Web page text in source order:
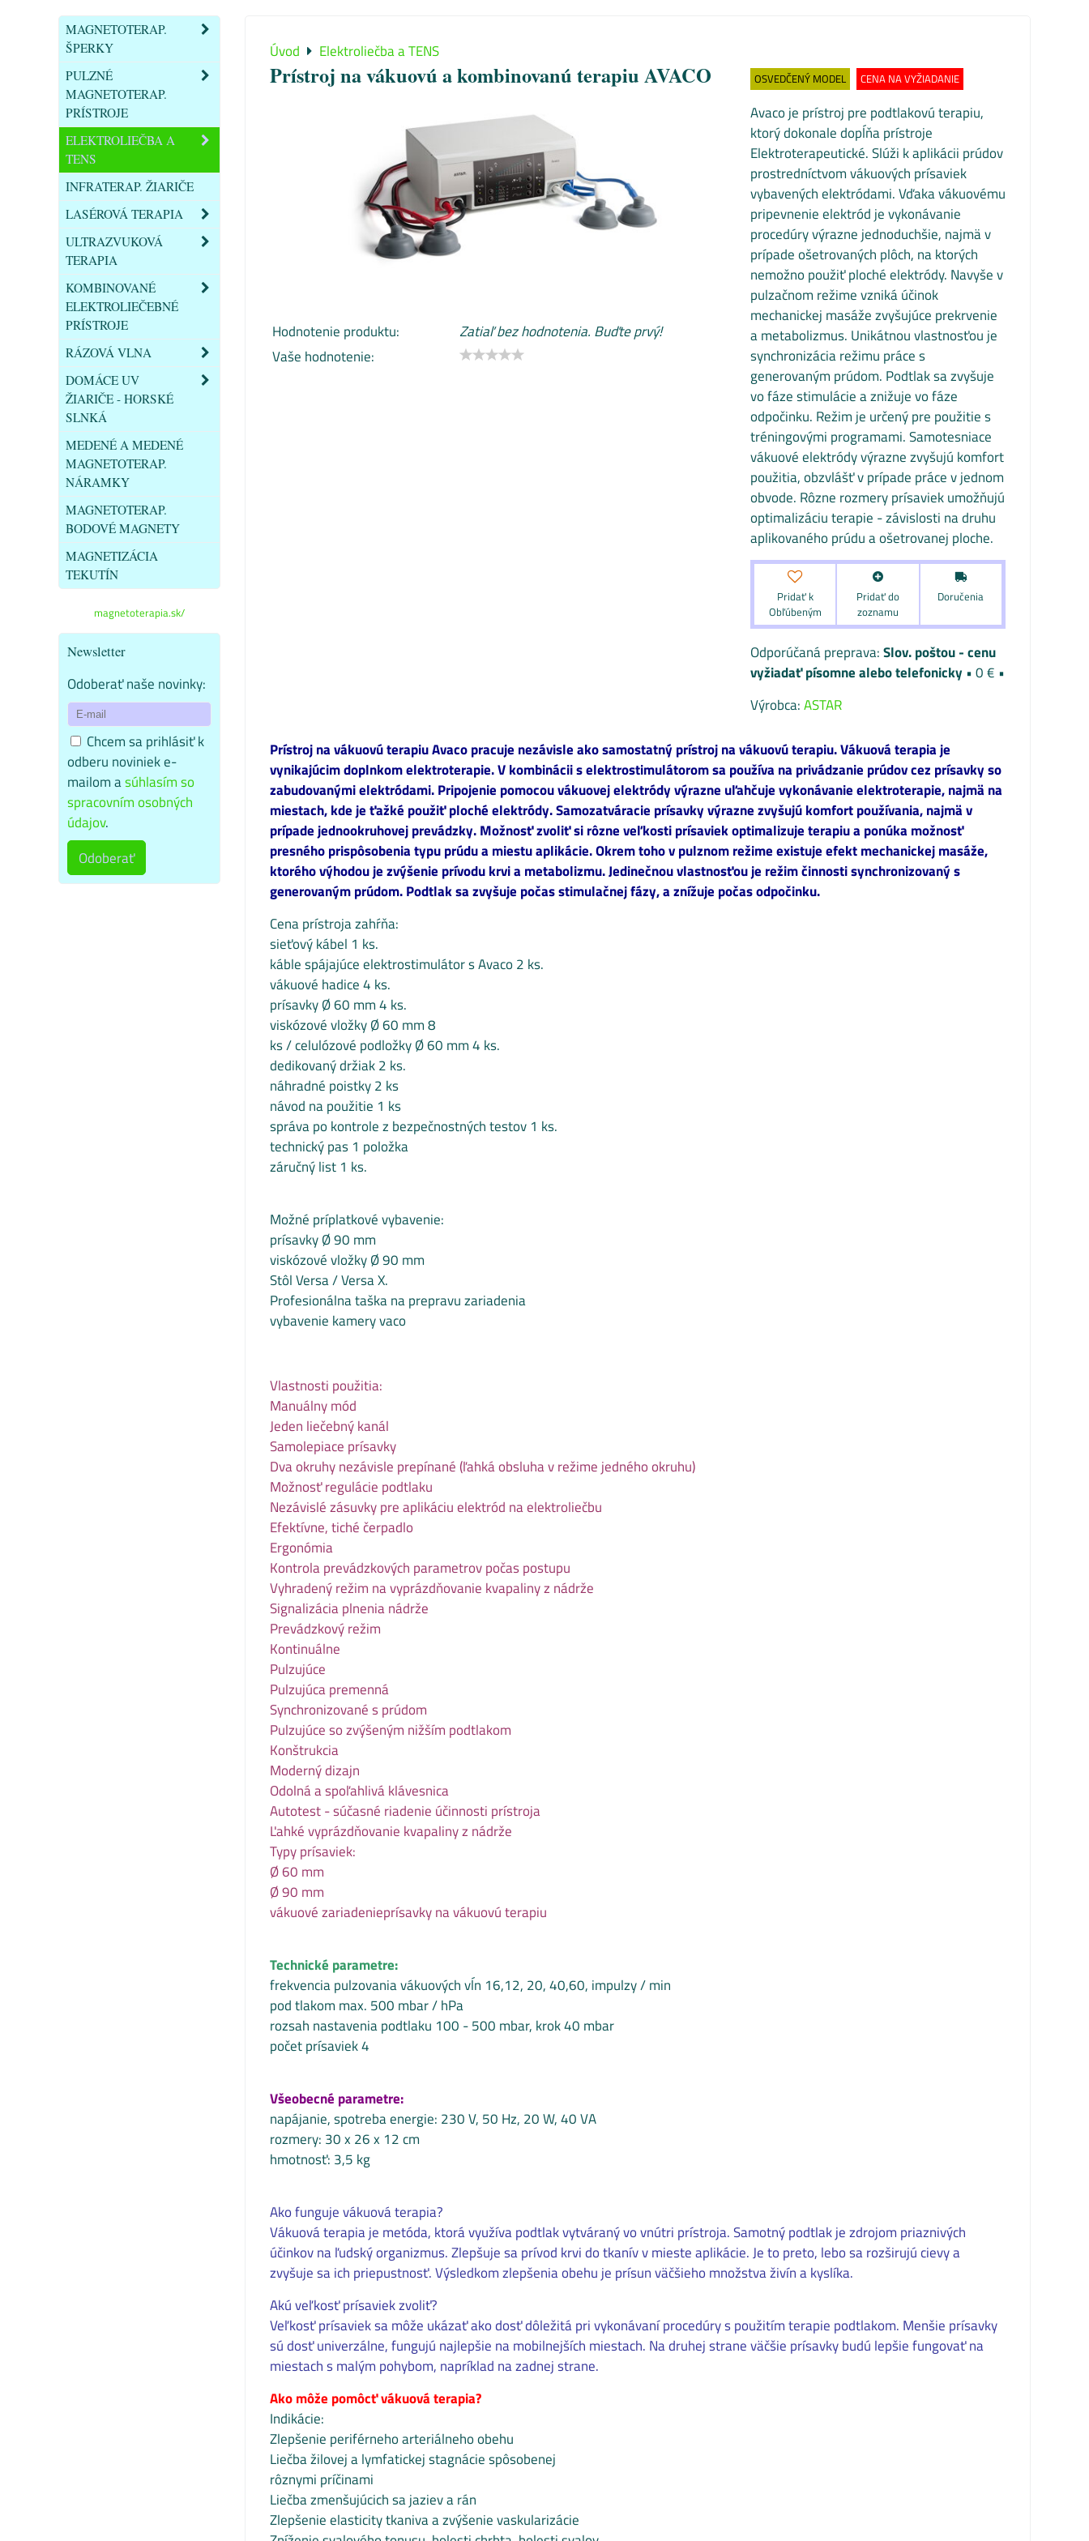
Úvod Elektroliečba a TENS
Prístroj na vákuovú a kombinovanú terapiu AVACO
Hodnotenie produktu:
Zatiaľ bez hodnotenia. Buďte prvý!
Vaše hodnotenie:
OSVEDČENÝ MODEL CENA NA VYŽIADANIE
Avaco je prístroj pre podtlakovú terapiu,
ktorý dokonale dopĺňa prístroje
Elektroterapeutické. Slúži k aplikácii prúdov
prostredníctvom vákuových prísaviek
vybavených elektródami. Vďaka vákuovému
pripevnenie elektród je vykonávanie
procedúry výrazne jednoduchšie, najmä v
prípade ošetrovaných plôch, na ktorých
nemožno použiť ploché elektródy. Navyše v
pulzačnom režime vzniká účinok
mechanickej masáže zvyšujúce prekrvenie
a metabolizmus. Unikátnou vlastnosťou je
synchronizácia režimu práce s
generovaným prúdom. Podtlak sa zvyšuje
vo fáze stimulácie a znižuje vo fáze
odpočinku. Režim je určený pre použitie s
tréningovými programami. Samotesniace
vákuové elektródy výrazne zvyšujú komfort
použitia, obzvlášť v prípade práce v jednom
obvode. Rôzne rozmery prísaviek umožňujú
optimalizáciu terapie - závislosti na druhu
aplikovaného prúdu a ošetrovanej ploche.
Pridať k
Obľúbeným
Pridať do
zoznamu
Doručenia
Slov. poštou - cenu
vyžiadať písomne alebo telefonicky •0 € •
Výrobca:ASTAR
Prístroj na vákuovú terapiu Avacopracuje nezávisle ako samostatný prístroj na vákuovú terapiu. Vákuová terapia je
vynikajúcim doplnkom elektroterapie. V kombinácii s elektrostimulátorom sa používa na privádzanie prúdov cez prísavky so
zabudovanými elektródami. Pripojenie pomocou vákuovej elektródy výrazne uľahčuje vykonávanie elektroterapie, najmä na
miestach, kde je ťažké použiť ploché elektródy. Samozatváracie prísavky výrazne zvyšujú komfort používania, najmä v
prípade jednookruhovej prevádzky. Možnosť zvoliť si rôzne veľkosti prísaviek optimalizuje terapiu a ponúka možnosť
presného prispôsobenia typu prúdu a miestu aplikácie. Okrem toho v pulznom režime existuje efekt mechanickej masáže,
ktorého výhodou je zvýšenie prívodu krvi a metabolizmu. Jedinečnou vlastnosťou je režim činnosti synchronizovaný s
generovaným prúdom. Podtlak sa zvyšuje počas stimulačnej fázy, a znížuje počas odpočinku.
Cena prístroja zahŕňa:
sieťový kábel 1 ks.
káble spájajúce elektrostimulátor s Avaco 2 ks.
vákuové hadice 4 ks.
prísavky Ø 60 mm 4 ks.
viskózové vložky Ø 60 mm 8
ks / celulózové podložky Ø 60 mm 4 ks.
dedikovaný držiak 2 ks.
náhradné poistky 2 ks
návod na použitie 1 ks
správa po kontrole z bezpečnostných testov 1 ks.
technický pas 1 položka
záručný list 1 ks.
Možné príplatkové vybavenie:
prísavky Ø 90 mm
viskózové vložky Ø 90 mm
Stôl Versa / Versa X.
Profesionálna taška na prepravu zariadenia
vybavenie kamery vaco
Vlastnosti použitia:
Manuálny mód
Jeden liečebný kanál
Samolepiace prísavky
Dva okruhy nezávisle prepínané (ľahká obsluha v režime jedného okruhu)
Možnosť regulácie podtlaku
Nezávislé zásuvky pre aplikáciu elektród na elektroliečbu
Efektívne, tiché čerpadlo
Ergonómia
Kontrola prevádzkových parametrov počas postupu
Vyhradený režim na vyprázdňovanie kvapaliny z nádrže
Signalizácia plnenia nádrže
Prevádzkový režim
Kontinuálne
Pulzujúce
Pulzujúca premenná
Synchronizované s prúdom
Pulzujúce so zvýšeným nižším podtlakom
Konštrukcia
Moderný dizajn
Odolná a spoľahlivá klávesnica
Autotest - súčasné riadenie účinnosti prístroja
Ľahké vyprázdňovanie kvapaliny z nádrže
Typy prísaviek:
Ø 60 mm
Ø 90 mm
vákuové zariadenieprísavky na vákuovú terapiu
Technické parametre:
frekvencia pulzovania vákuových vĺn 16,12, 20, 40,60, impulzy / min
pod tlakom max. 500 mbar / hPa
rozsah nastavenia podtlaku 100 - 500 mbar, krok 40 mbar
počet prísaviek 4
Všeobecné parametre:
napájanie, spotreba energie: 230 V, 50 Hz, 20 W, 40 VA
rozmery: 30 x 26 x 12 cm
hmotnosť: 3,5 kg
Ako funguje vákuová terapia?
Vákuová terapia je metóda, ktorá využíva podtlak vytváraný vo vnútri prístroja. Samotný podtlak je zdrojom priaznivých
účinkov na ľudský organizmus. Zlepšuje sa prívod krvi do tkanív v mieste aplikácie. Je to preto, lebo sa rozširujú cievy a
zvyšuje sa ich priepustnosť. Výsledkom zlepšenia obehu je prísun väčšieho množstva živín a kyslíka.
Akú veľkosť prísaviek zvoliť?
Veľkosť prísaviek sa môže ukázať ako dosť dôležitá pri vykonávaní procedúry s použitím terapie podtlakom. Menšie prísavky
sú dosť univerzálne, fungujú najlepšie na mobilnejších miestach. Na druhej strane väčšie prísavky budú lepšie fungovať na
miestach s malým pohybom, napríklad na zadnej strane.
Ako môže pomôcť vákuová terapia?
Indikácie:
Zlepšenie periférneho arteriálneho obehu
Liečba žilovej a lymfatickej stagnácie spôsobenej
rôznymi príčinami
Liečba zmenšujúcich sa jaziev a rán
Zlepšenie elasticity tkaniva a zvýšenie vaskularizácie
MAGNETOTERAP.
ŠPERKY
PULZNÉ
MAGNETOTERAP.
PRÍSTROJE
ELEKTROLIEČBA A
TENS
INFRATERAP. ŽIARIČE
LASÉROVÁ TERAPIA
ULTRAZVUKOVÁ
TERAPIA
KOMBINOVANÉ
ELEKTROLIEČEBNÉ
PRÍSTROJE
RÁZOVÁ VLNA
DOMÁCE UV
ŽIARIČE - HORSKÉ
SLNKÁ
MEDENÉ A MEDENÉ
MAGNETOTERAP.
NÁRAMKY
MAGNETOTERAP.
BODOVÉ MAGNETY
MAGNETIZÁCIA
TEKUTÍN
magnetoterapia.sk/
Newsletter
Odoberať naše novinky:
Chcem sa prihlásiť k
odberu noviniek e-
mailom asúhlasím so
spracovním osobných
údajov.
Odoberať